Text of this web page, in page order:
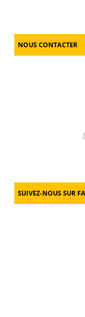
NOUS CONTACTER
SUIVEZ-NOUS SUR